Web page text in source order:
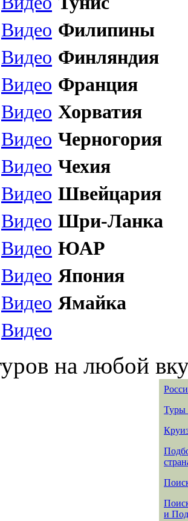
Видео Филипины
Видео Финляндия
Видео Франция
Видео Хорватия
Видео Черногория
Видео Чехия
Видео Швейцария
Видео Шри-Ланка
Видео ЮАР
Видео Япония
Видео Ямайка
Видео
на любой
Туры
и